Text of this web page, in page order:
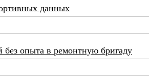
данных
без опыта в ремонтную бригаду